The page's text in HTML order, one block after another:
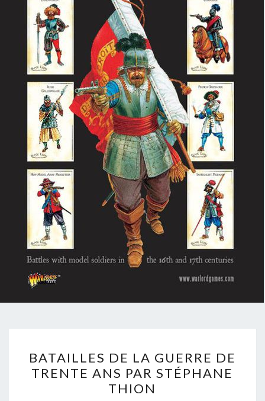
DE
LA
GUERRE
BATAILLES DE LA GUERRE DE
TRENTE ANS PAR STÉPHANE
THION